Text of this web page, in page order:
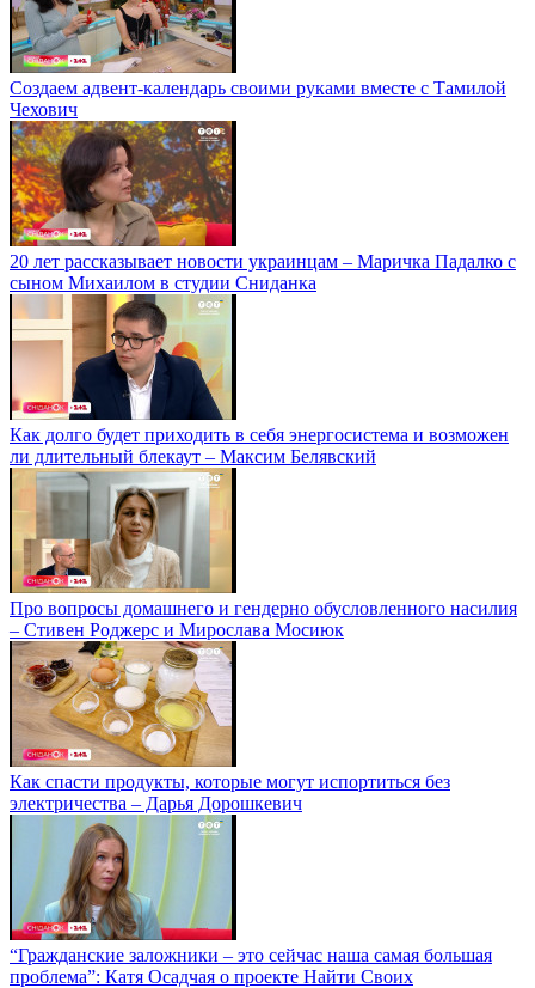
Создаем адвент-календарь своими руками вместе с Тамилой
Чехович
20 лет рассказывает новости украинцам – Маричка Падалко с
сыном Михаилом в студии Сниданка
Как долго будет приходить в себя энергосистема и возможен
ли длительный блекаут – Максим Белявский
Про вопросы домашнего и гендерно обусловленного насилия
– Стивен Роджерс и Мирослава Мосиюк
Как спасти продукты, которые могут испортиться без
электричества – Дарья Дорошкевич
“Гражданские заложники – это сейчас наша самая большая
проблема”: Катя Осадчая о проекте Найти Своих